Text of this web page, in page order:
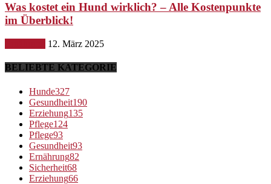
Was kostet ein Hund wirklich? – Alle Kostenpunkte
im Überblick!
12. März 2025
BELIEBTE KATEGORIE
Hunde327
Gesundheit190
Erziehung135
Pflege124
Pflege93
Gesundheit93
Ernährung82
Sicherheit68
Erziehung66